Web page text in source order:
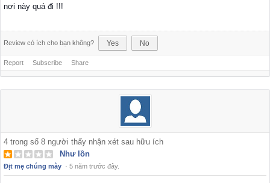
nơi này quá đi !!!
Review có ích cho bạn không? Yes No
Report Subscribe Share
4 trong số 8 người thấy nhận xét sau hữu ích
Như lồn
Địt mẹ chúng mày · 5 năm trước đây.